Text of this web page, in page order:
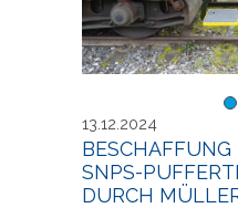
von Snps-
13.12.2024
SNPS-
DURCH